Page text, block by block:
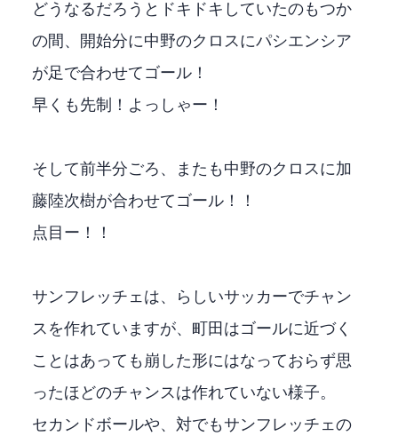
どうなるだろうとドキドキしていたのもつか
の間、開始3分に中野のクロスにパシエンシア
が足で合わせてゴール！
早くも先制！よっしゃー！
そして前半20分ごろ、またも中野のクロスに加
藤陸次樹が合わせてゴール！！
2点目ー！！
サンフレッチェは、らしいサッカーでチャン
スを作れていますが、町田はゴールに近づく
ことはあっても崩した形にはなっておらず思
ったほどのチャンスは作れていない様子。
セカンドボールや、1対1でもサンフレッチェの